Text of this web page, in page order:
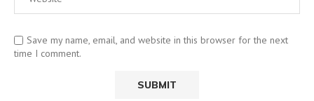
Save my name, email, and website in this browser for the next
time I comment.